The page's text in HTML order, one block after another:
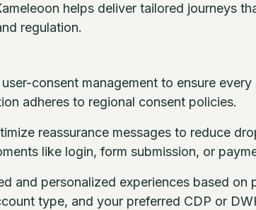
helps deliver tailored journeys
regulation.
consent management to ensure
adheres to regional consent policies.
reassurance messages to reduce
like login, form submission, or
and personalized experiences based on
type, and your preferred CDP or